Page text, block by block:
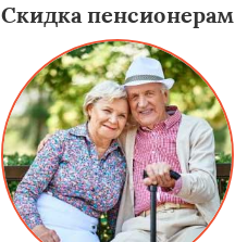
Скидка пенсионерам